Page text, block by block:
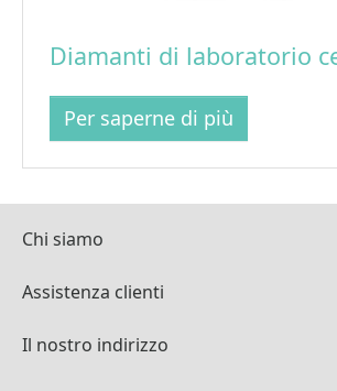
Diamanti di laboratorio
Per saperne di più
Chi siamo
Assistenza clienti
Il nostro indirizzo